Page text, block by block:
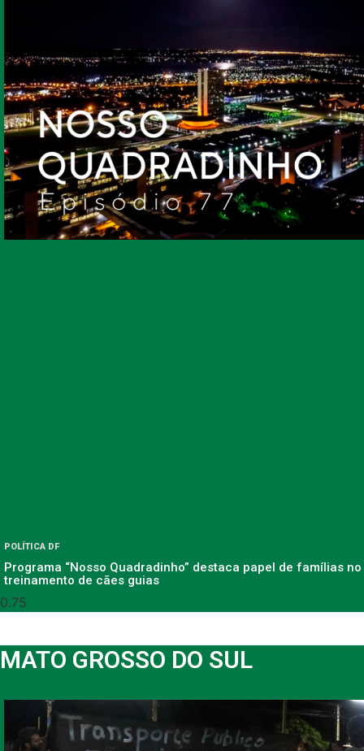
POLÍTICA DF
Programa “Nosso Quadradinho” destaca papel de famílias no
treinamento de cães guias
MATO GROSSO DO SUL